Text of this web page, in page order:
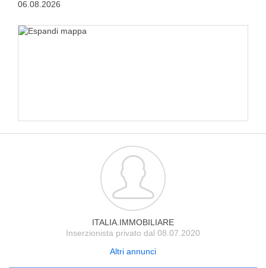
06.08.2026
ITALIA.IMMOBILIARE
Inserzionista privato dal 08.07.2020
Altri annunci